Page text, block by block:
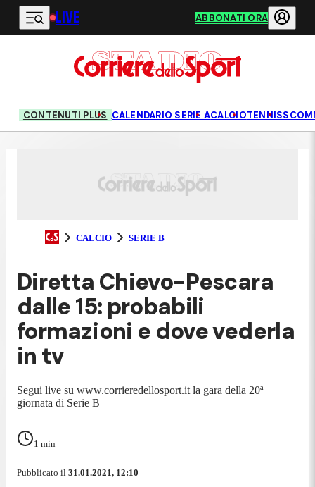
Vai al contenuto principale
LIVE ABBONATI ORA
CONTENUTI PLUS CALENDARIO SERIE ACALCIOTENNIS
CALCIO SERIE B
Diretta Chievo-Pescara
dalle 15: probabili
formazioni e dove vederla
in tv
Segui live su www.corrieredellosport.it la gara della 20ª
giornata di Serie B
1 min
Pubblicato il 31.01.2021, 12:10